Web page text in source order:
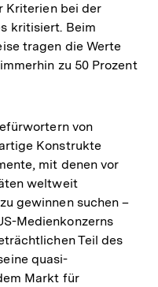
Kriterien bei der
kritisiert. Beim
tragen die Werte
zu 50 Prozent
von
Konstrukte
mit denen vor
weltweit
gewinnen suchen –
Medienkonzerns
Teil des
quasi-
Markt für